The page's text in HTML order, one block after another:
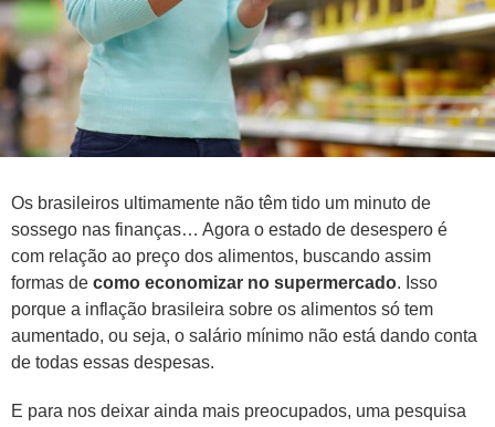
Os brasileiros ultimamente não têm tido um minuto de
sossego nas finanças… Agora o estado de desespero é
com relação ao preço dos alimentos, buscando assim
formas de como economizar no supermercado. Isso
porque a inflação brasileira sobre os alimentos só tem
aumentado, ou seja, o salário mínimo não está dando conta
de todas essas despesas.
E para nos deixar ainda mais preocupados, uma pesquisa